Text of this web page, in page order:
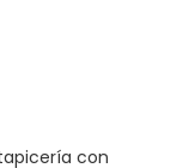
con